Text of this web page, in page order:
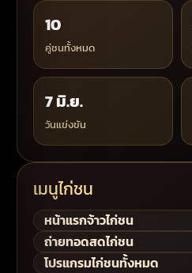
10
คู่ชนทั้งหมด
7 มิ.ย.
วันแข่งขัน
เมนูไก่ชน
หน้าแรกจ้าวไก่ชน
ถ่ายทอดสดไก่ชน
โปรแกรมไก่ชนทั้งหมด